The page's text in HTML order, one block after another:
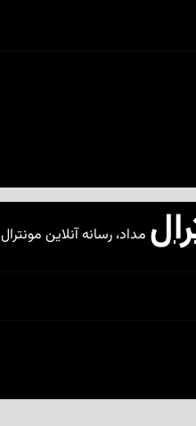
مداد، رسانه آنلاین مونترال